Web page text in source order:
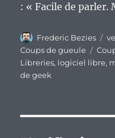
: « Facile de
Auteur
Frederic Bezies
le
Coups de gueule
Libreries, logiciel libre,
de geek